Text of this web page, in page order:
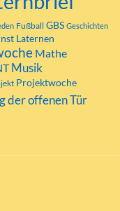
Fußball GBS Geschichten
Laternen
Mathe
Musik
Projektwoche
der offenen Tür